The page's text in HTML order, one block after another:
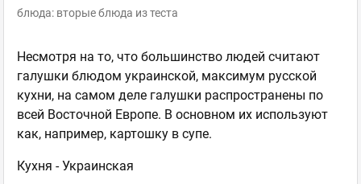
блюда: вторые блюда из теста
Несмотря на то, что большинство людей считают
галушки блюдом украинской, максимум русской
кухни, на самом деле галушки распространены по
всей Восточной Европе. В основном их используют
как, например, картошку в супе.
Кухня -Украинская